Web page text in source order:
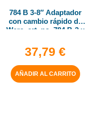
784 B 3-8″ Adaptador
con cambio rápido de
Wera, art. no. 784 B-2 x
37,79 €
AÑADIR AL CARRITO